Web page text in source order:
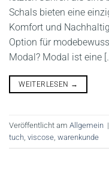
Schals bieten eine
Komfort und
Option für
Modal? Modal ist eine
WEITERLESEN →
Veröffentlicht am Allgemein |
tuch viscose warenkunde